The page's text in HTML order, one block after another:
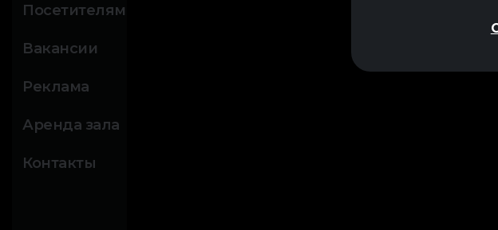
Посетителям
Вакансии
Реклама
Аренда зала
Контакты